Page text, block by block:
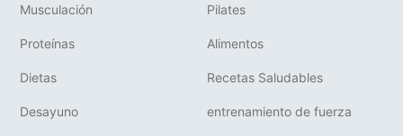
Musculación Pilates
Proteínas Alimentos
Dietas Recetas Saludables
Desayuno entrenamiento de fuerza